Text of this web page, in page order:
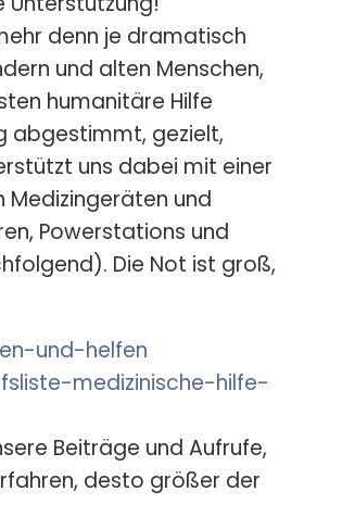
denn je dramatisch
und alten Menschen,
humanitäre Hilfe
abgestimmt, gezielt,
uns dabei mit einer
und
Powerstations und
Die Not ist groß,
und-helfen
medizinische-hilfe-
Beiträge und Aufrufe,
desto größer der